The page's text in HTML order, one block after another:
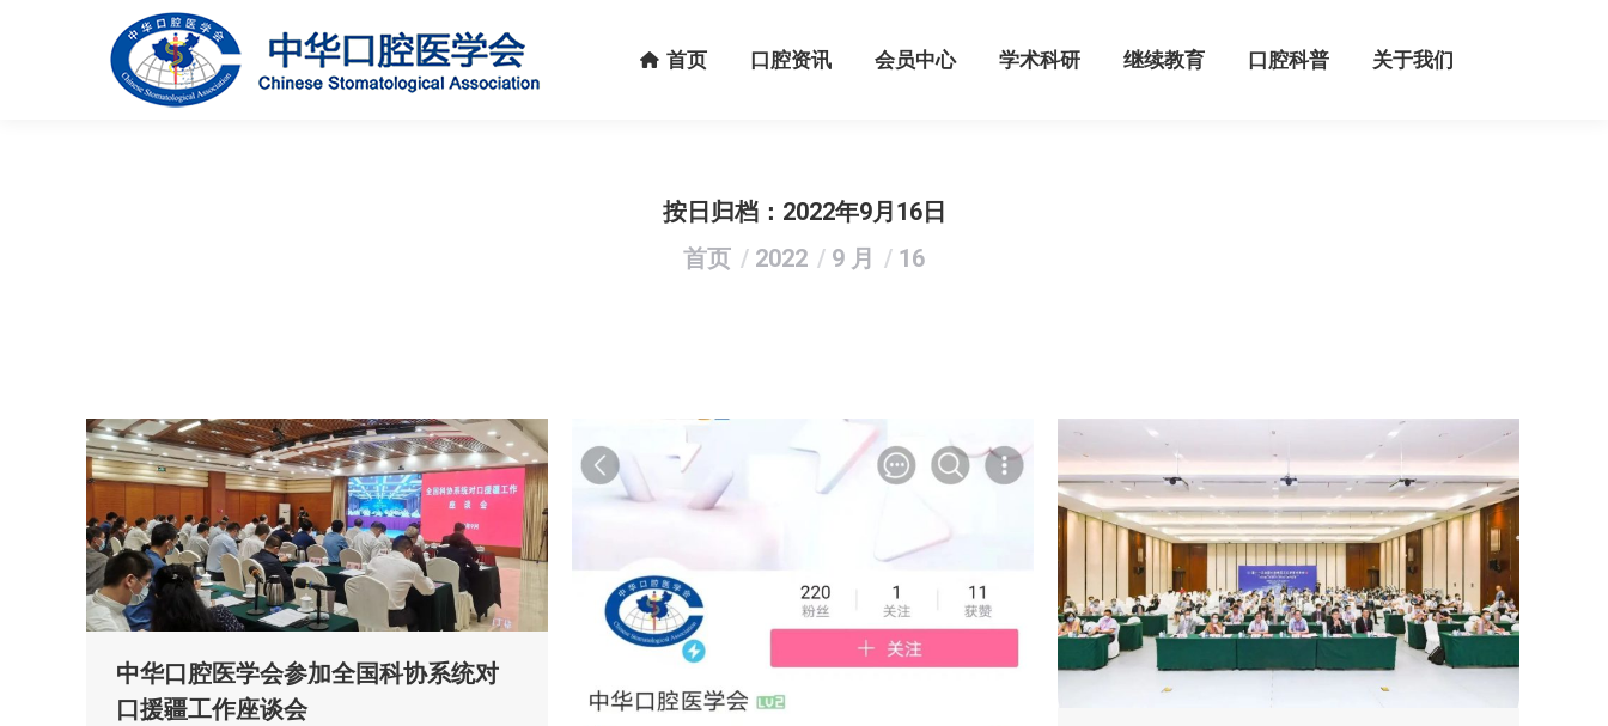
首页 口腔资讯 会员中心 学术科研 继续教育 口腔科普 关于我们
按日归档： 2022年9月16日
您在这里：
首页 2022 9 月 16
中华口腔医学会参加全国科协系统对
口援疆工作座谈会